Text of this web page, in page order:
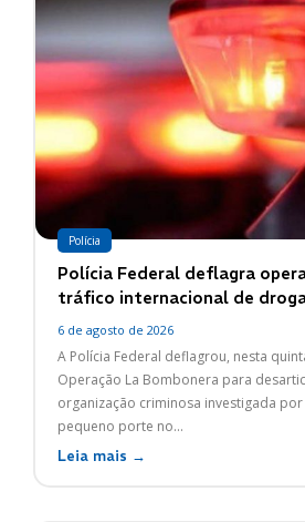
Polícia
Polícia Federal deflagra
tráfico internacional de
6 de agosto de 2026
A Polícia Federal deflagrou, nesta
Operação La Bombonera para
organização criminosa investigada
pequeno porte no...
Leia mais →